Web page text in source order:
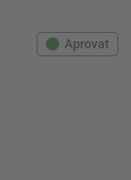
Aprovat